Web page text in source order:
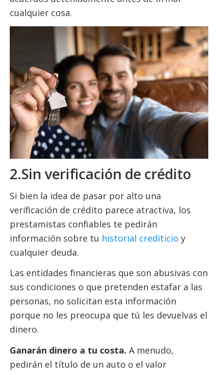
cualquier cosa.
2.Sin verificación de crédito
Si bien la idea de pasar por alto una
verificación de crédito parece atractiva, los
prestamistas confiables te pedirán
información sobre tu historial crediticio y
cualquier deuda.
Las entidades financieras que son abusivas con
sus condiciones o que pretenden estafar a las
personas, no solicitan esta información
porque no les preocupa que tú les devuelvas el
dinero.
Ganarán dinero a tu costa. A menudo,
pedirán el título de un auto o el valor